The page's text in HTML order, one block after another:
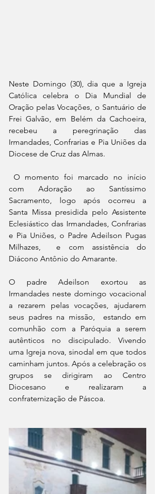
Neste Domingo (30), dia que a Igreja
Católica celebra o Dia Mundial de
Oração pelas Vocações, o Santuário de
Frei Galvão, em Belém da Cachoeira,
recebeu a peregrinação das
Irmandades, Confrarias e Pia Uniões da
Diocese de Cruz das Almas.
com Adoração ao Santíssimo
Sacramento, logo após ocorreu a
Santa Missa presidida pelo Assistente
Eclesiástico das Irmandades, Confrarias
e Pia Uniões, o Padre Adeilson Pugas
Milhazes,  e com assistência do
Diácono Antônio do Amarante.
O padre Adeilson exortou as
Irmandades neste domingo vocacional
a rezarem pelas vocações, ajudarem
seus padres na missão,  estando em
comunhão com a Paróquia a serem
autênticos no discipulado. Vivendo
uma Igreja nova, sinodal em que todos
caminham juntos. Após a celebração os
grupos se dirigiram ao Centro
Diocesano e realizaram a
confraternização de Páscoa.